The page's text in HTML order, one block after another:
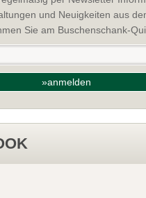
und Neuigkeiten aus
Sie am Buschenschank-
»anmelden